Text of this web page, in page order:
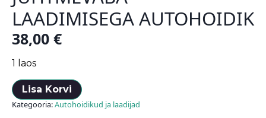
LAADIMISEGA AUTOHOIDIK
38,00 €
1 laos
Lisa Korvi
Kategooria:Autohoidikud ja laadijad